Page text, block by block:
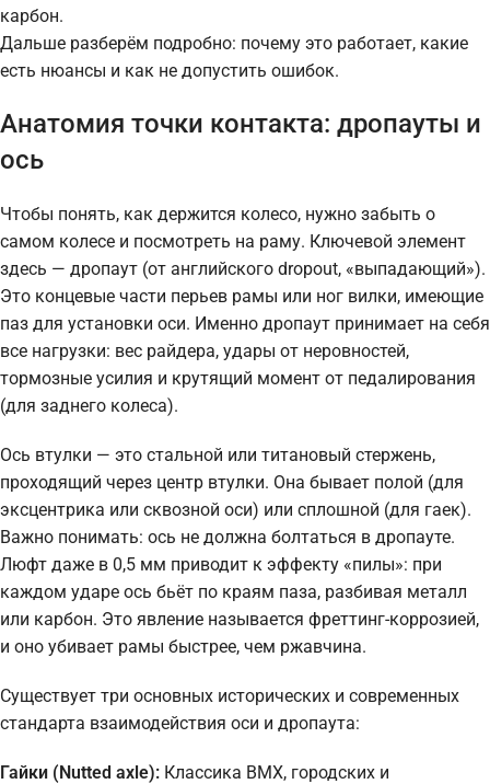
карбон.
Дальше разберём подробно: почему это работает, какие
есть нюансы и как не допустить ошибок.
Анатомия точки контакта: дропауты и
ось
Чтобы понять, как держится колесо, нужно забыть о
самом колесе и посмотреть на раму. Ключевой элемент
здесь — дропаут (от английского dropout, «выпадающий»).
Это концевые части перьев рамы или ног вилки, имеющие
паз для установки оси. Именно дропаут принимает на себя
все нагрузки: вес райдера, удары от неровностей,
тормозные усилия и крутящий момент от педалирования
(для заднего колеса).
Ось втулки — это стальной или титановый стержень,
проходящий через центр втулки. Она бывает полой (для
эксцентрика или сквозной оси) или сплошной (для гаек).
Важно понимать: ось не должна болтаться в дропауте.
Люфт даже в 0,5 мм приводит к эффекту «пилы»: при
каждом ударе ось бьёт по краям паза, разбивая металл
или карбон. Это явление называется фреттинг-коррозией,
и оно убивает рамы быстрее, чем ржавчина.
Существует три основных исторических и современных
стандарта взаимодействия оси и дропаута:
Гайки (Nutted axle): Классика BMX, городских и